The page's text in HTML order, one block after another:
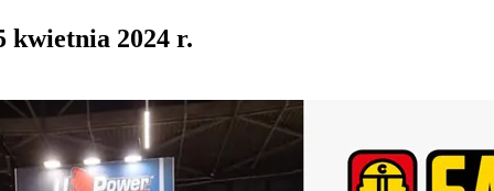
kwietnia 2024 r.